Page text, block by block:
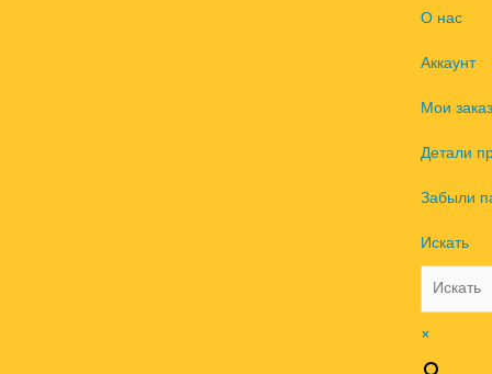
О нас
Аккаунт
Мои
Детали
Забыли
Искать
×